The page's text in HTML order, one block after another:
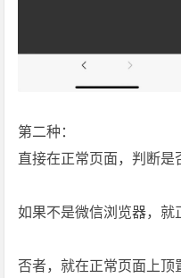
第二种：
直接在正常页面，判断是
如果不是微信浏览器，就
否者，就在正常页面上顶